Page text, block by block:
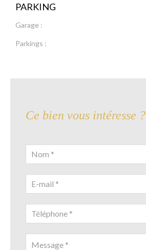
PARKING
Garage :
Parkings :
Ce bien vous intéresse ?